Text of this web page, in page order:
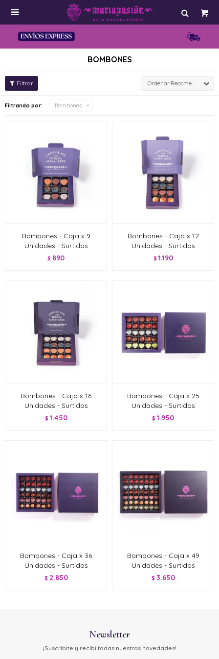

BOMBONES
Recomendados
Filtrando por: Bombones
Bombones - Caja x 9
Unidades - Surtidos
$ 890
Bombones - Caja x 12
Unidades - Surtidos
$ 1.190
Bombones - Caja x 16
Unidades - Surtidos
$ 1.450
Bombones - Caja x 25
Unidades - Surtidos
$ 1.950
Bombones - Caja x 36
Unidades - Surtidos
$ 2.850
Bombones - Caja x 49
Unidades - Surtidos
$ 3.650
Newsletter
¡Suscribite y recibí todas nuestras novedades!